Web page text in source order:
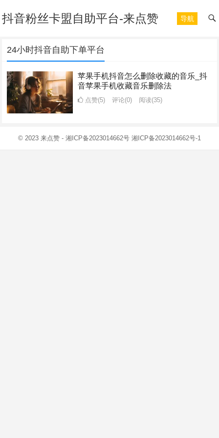
抖音粉丝卡盟自助平台-来点赞 导航
24小时抖音自助下单平台
苹果手机抖音怎么删除收藏的音乐_抖
音苹果手机收藏音乐删除法
点赞(5) 评论(0) 阅读(35)
© 2023 来点赞 - 湘ICP备2023014662号 湘ICP备2023014662号-1